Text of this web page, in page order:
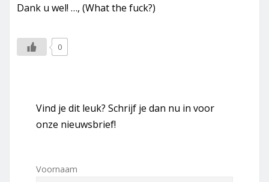
Dank u wel! …, (What the fuck?)
0
Vind je dit leuk? Schrijf je dan nu in voor
onze nieuwsbrief!
Voornaam